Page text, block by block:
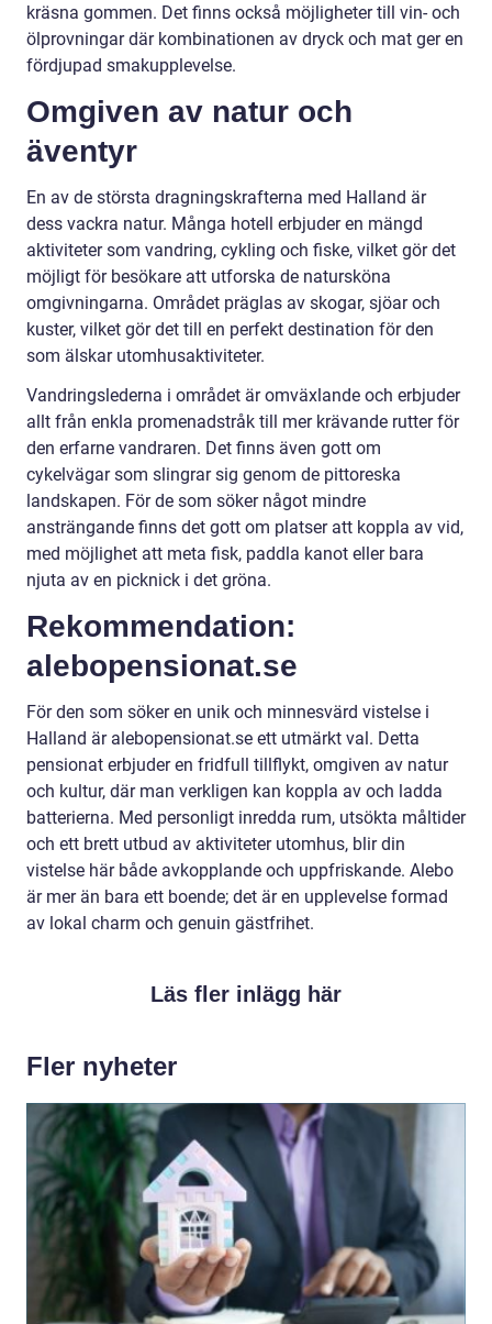
kräsna gommen. Det finns också möjligheter till vin- och
ölprovningar där kombinationen av dryck och mat ger en
fördjupad smakupplevelse.
Omgiven av natur och
äventyr
En av de största dragningskrafterna med Halland är
dess vackra natur. Många hotell erbjuder en mängd
aktiviteter som vandring, cykling och fiske, vilket gör det
möjligt för besökare att utforska de natursköna
omgivningarna. Området präglas av skogar, sjöar och
kuster, vilket gör det till en perfekt destination för den
som älskar utomhusaktiviteter.
Vandringslederna i området är omväxlande och erbjuder
allt från enkla promenadstråk till mer krävande rutter för
den erfarne vandraren. Det finns även gott om
cykelvägar som slingrar sig genom de pittoreska
landskapen. För de som söker något mindre
ansträngande finns det gott om platser att koppla av vid,
med möjlighet att meta fisk, paddla kanot eller bara
njuta av en picknick i det gröna.
Rekommendation:
alebopensionat.se
För den som söker en unik och minnesvärd vistelse i
Halland är alebopensionat.se ett utmärkt val. Detta
pensionat erbjuder en fridfull tillflykt, omgiven av natur
och kultur, där man verkligen kan koppla av och ladda
batterierna. Med personligt inredda rum, utsökta måltider
och ett brett utbud av aktiviteter utomhus, blir din
vistelse här både avkopplande och uppfriskande. Alebo
är mer än bara ett boende; det är en upplevelse formad
av lokal charm och genuin gästfrihet.
Läs fler inlägg här
Fler nyheter